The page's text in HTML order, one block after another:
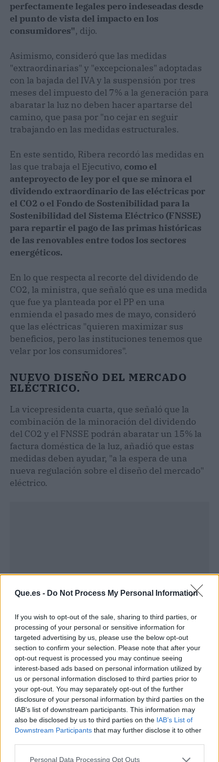
Que.es - Do Not Process My Personal Information
If you wish to opt-out of the sale, sharing to third parties, or
processing of your personal or sensitive information for
targeted advertising by us, please use the below opt-out
section to confirm your selection. Please note that after your
opt-out request is processed you may continue seeing
interest-based ads based on personal information utilized by
us or personal information disclosed to third parties prior to
your opt-out. You may separately opt-out of the further
disclosure of your personal information by third parties on the
IAB’s list of downstream participants. This information may
also be disclosed by us to third parties on the IAB’s List of
Downstream Participants that may further disclose it to other
Personal Data Processing Opt Outs
perfectamente legales pero indeseadas desde
el punto de vista del impacto en los
consumidores", dijo.
Asimismo, consideró que las medidas
"extraordinarias" y "excepcionales" adoptadas
con la bajada del IVA y la suspensión por tres
meses del impuesto del 7% a la generación para
abaratar la luz no deben hacer apartarse del
camino, que pasa por "no cejar en seguir
trabajando en las medidas estructurales.
En este sentido, Ribera recordó las medidas en
las que trabaja el Ejecutivo, como el
anteproyecto de ley por el que se minora el
dividendo extraordinario de las eléctricas por
el CO2 o el Fondo de Sostenibilidad para la
Sostenibilidad del Sistema Eléctrico (FNSSE)
para repartir el pago de las primas históricas
de las renovables entre todos los sectores
energéticos.
En lo que respecta al recorte del dividendo de
CO2, la ministra, que señaló que es una medida
que fue ya planteada por el PP en una
enmienda el pasado mes de mayo, consideró
que las eléctricas "quieren maximizar sus
beneficios, pero las instituciones tenemos que
velar por los consumidores".
NUEVO DISEÑO DEL MERCADO
ELÉCTRICO.
La vicepresidenta cuarta, que señaló que la
combinación de la minoración del dividendo
del CO2 y el FNSSE podrán abaratar un 15% la
factura doméstica de la luz, añadió que estas
medidas deben ayudar, "a la espera de una
nueva regulación sobre el diseño del mercado"
eléctrico.
Publicidad